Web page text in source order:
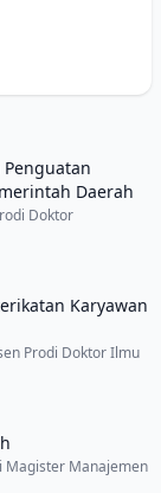
Daerah
Doktor
Karyawan
Prodi Doktor Ilmu
Magister Manajemen